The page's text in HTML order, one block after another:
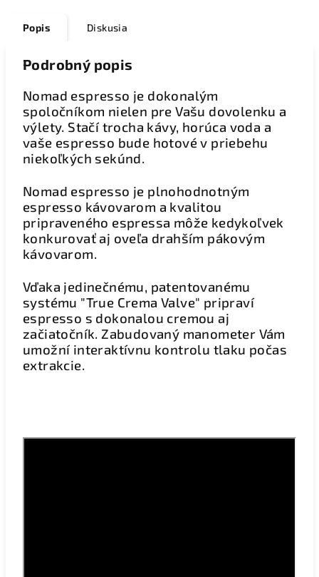
Popis Diskusia
Podrobný popis
Nomad espresso je dokonalým
spoločníkom nielen pre Vašu dovolenku a
výlety. Stačí trocha kávy, horúca voda a
vaše espresso bude hotové v priebehu
niekoľkých sekúnd.
Nomad espresso je plnohodnotným
espresso kávovarom a kvalitou
pripraveného espressa môže kedykoľvek
konkurovať aj oveľa drahším pákovým
kávovarom.
Vďaka jedinečnému, patentovanému
systému "True Crema Valve" pripraví
espresso s dokonalou cremou aj
začiatočník. Zabudovaný manometer Vám
umožní interaktívnu kontrolu tlaku počas
extrakcie.